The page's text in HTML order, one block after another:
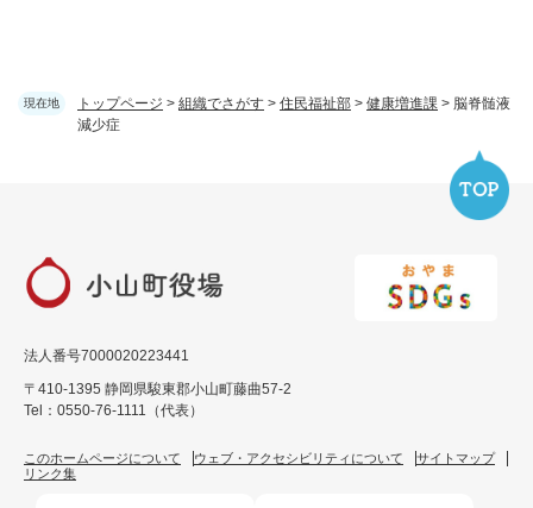
現在地 トップページ > 組織でさがす > 住民福祉部 > 健康増進課 > 脳脊髄液
減少症
法人番号7000020223441
〒410-1395 静岡県駿東郡小山町藤曲57-2
Tel：0550-76-1111（代表）
このホームページについて ウェブ・アクセシビリティについて
サイトマップ
リンク集